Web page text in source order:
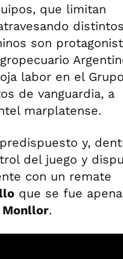
que limitan
distintos
son
labor en el
de vanguardia, a
marplatense.
y,
del juego y
con un remate
que se fue
Monllor.